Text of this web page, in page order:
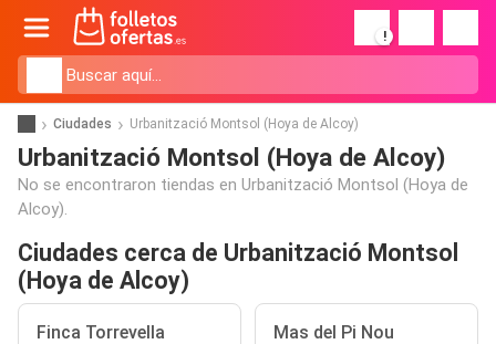
!
Ciudades Urbanització Montsol (Hoya de Alcoy)
Urbanització Montsol (Hoya de Alcoy)
No se encontraron tiendas en Urbanització Montsol (Hoya de
Alcoy).
Ciudades cerca de Urbanització Montsol
(Hoya de Alcoy)
Finca Torrevella Mas del Pi Nou